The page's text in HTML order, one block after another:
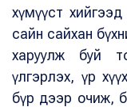
хүмүүст
сайн сайхан
харуулж буй
үлгэрлэх, үр
бүр дээр очиж,